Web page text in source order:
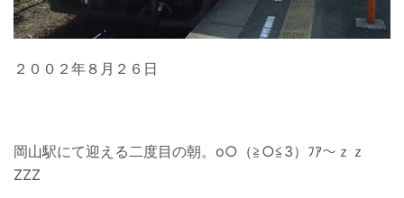
２００２年８月２６日
岡山駅にて迎える二度目の朝。o○（≧○≦3）ﾌｱ～ｚｚ
ZZZ